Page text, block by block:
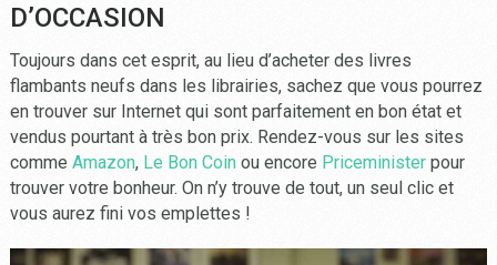
D’OCCASION
Toujours dans cet esprit, au lieu d’acheter des livres
flambants neufs dans les librairies, sachez que vous pourrez
en trouver sur Internet qui sont parfaitement en bon état et
vendus pourtant à très bon prix. Rendez-vous sur les sites
comme Amazon, Le Bon Coinou encore Priceministerpour
trouver votre bonheur. On n’y trouve de tout, un seul clic et
vous aurez fini vos emplettes !